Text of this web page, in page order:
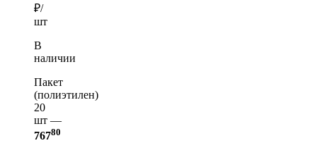
₽/
шт
В
наличии
Пакет
(полиэтилен)
20
шт —
76780